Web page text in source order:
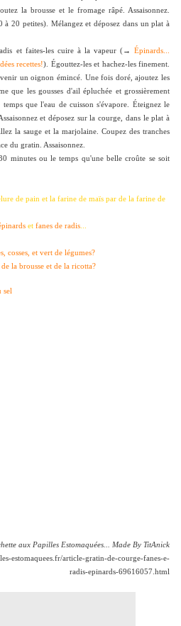
la brousse et le fromage râpé. Assaisonnez.
à 20 petites). Mélangez et déposez dans un plat à
et faites-les cuire à la vapeur (→ Épinards...
recettes!). Égouttez-les et hachez-les finement.
un oignon émincé. Une fois doré, ajoutez les
que les gousses d'ail épluchée et grossièrement
que l'eau de cuisson s'évapore. Éteignez le
et déposez sur la courge, dans le plat à
la sauge et la marjolaine. Coupez des tranches
du gratin. Assaisonnez.
minutes ou le temps qu'une belle croûte se soit
de pain et la farine de maïs par de la farine de
et fanes de radis
cosses, et vert de légumes?
la brousse et de la ricotta?
sel
aux Papilles Estomaquées... Made By TitAnick
estomaquees.fr/article-gratin-de-courge-fanes-e-
radis-epinards-69616057.html